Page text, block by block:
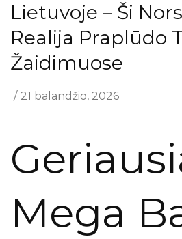
Lietuvoje – Ši
Realija Praplūdo
Žaidimuose
21 balandžio, 2026
Mega